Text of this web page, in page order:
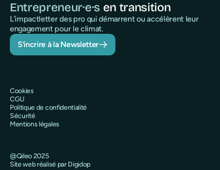
Entrepreneur·e·s en transition
L’impactletter des pro qui démarrent ou accélèrent leur
engagement pour le climat.
S’incrire à la Newsletter
@Qileo 2025
Site web réalisé par Digidop
Cookies
CGU
Politique de confidentialité
Sécurité
Mentions légales